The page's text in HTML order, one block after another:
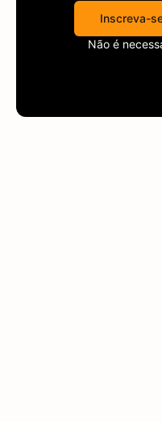
Inscreva-
Não é